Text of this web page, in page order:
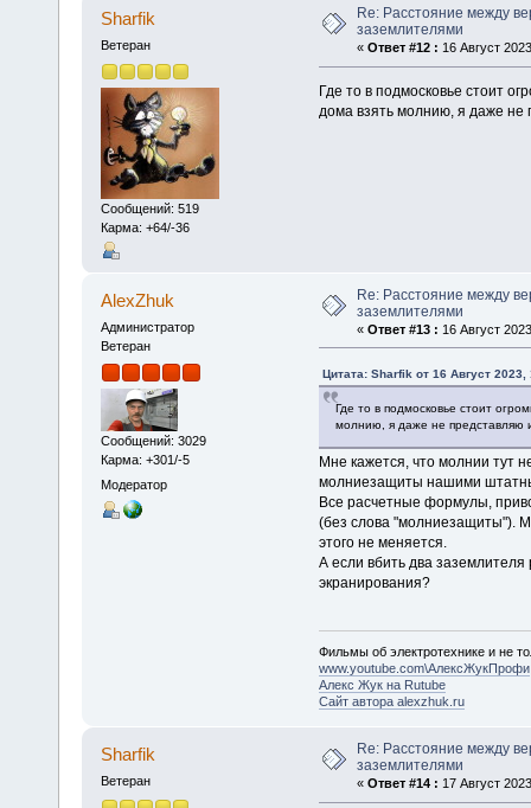
Sharfik
Ветеран
Сообщений: 519
Карма: +64/-36
Re: Расстояние между
заземлителями
« Ответ #12 : 16 Август
Где то в подмосковье стоит
дома взять молнию, я даже не
AlexZhuk
Администратор
Ветеран
Сообщений: 3029
Карма: +301/-5
Модератор
Re: Расстояние между
заземлителями
« Ответ #13 : 16 Август
Цитата: Sharfik от 16 Август 2023,
Где то в подмосковье стоит
молнию, я даже не представляю
Мне кажется, что молнии тут
молниезащиты нашими
Все расчетные формулы,
(без слова "молниезащиты").
этого не меняется.
А если вбить два
экранирования?
Фильмы об электротехнике и не
www.youtube.com\АлексЖукПрофи
Алекс Жук на Rutube
Сайт автора alexzhuk.ru
Sharfik
Ветеран
Re: Расстояние между
заземлителями
« Ответ #14 : 17 Август